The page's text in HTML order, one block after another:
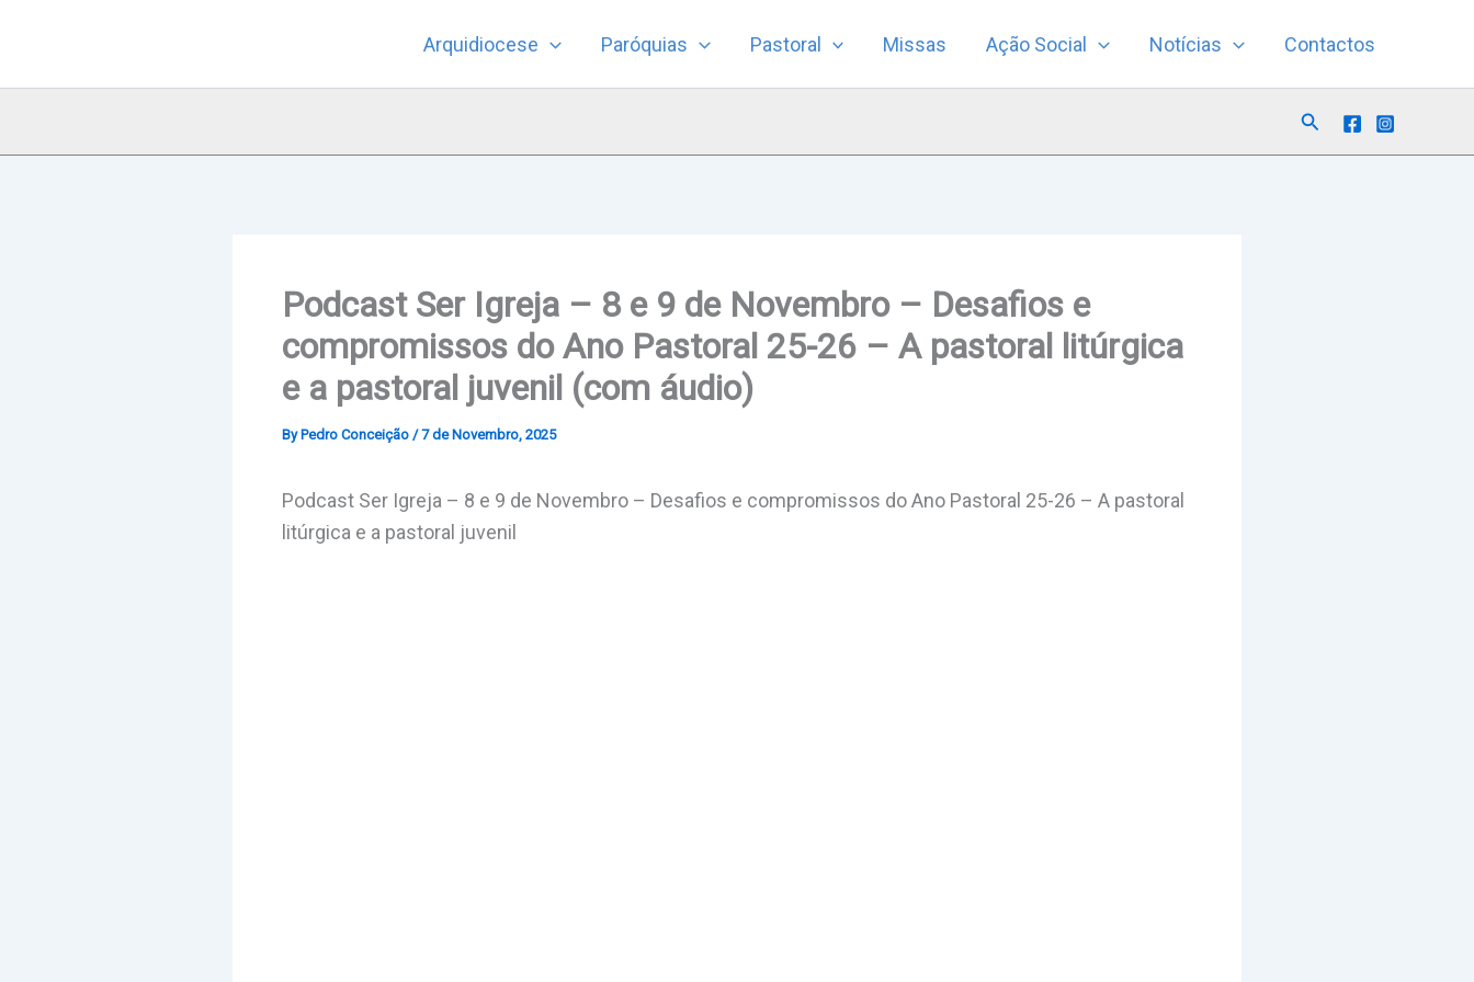
Arquidiocese Paróquias Pastoral Missas Ação Social Notícias Contactos
Search
Podcast Ser Igreja – 8 e 9 de Novembro – Desafios e
compromissos do Ano Pastoral 25-26 – A pastoral litúrgica
e a pastoral juvenil (com áudio)
By Pedro Conceição /7 de Novembro, 2025
Podcast Ser Igreja – 8 e 9 de Novembro – Desafios e compromissos do Ano Pastoral 25-26 – A pastoral
litúrgica e a pastoral juvenil